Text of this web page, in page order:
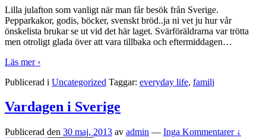
Lilla julafton som vanligt när man får besök från Sverige.
Pepparkakor, godis, böcker, svenskt bröd..ja ni vet ju hur vår
önskelista brukar se ut vid det här laget. Svärföräldrarna var trötta
men otroligt glada över att vara tillbaka och eftermiddagen…
Läs mer ›
Publicerad i Uncategorized Taggar: everyday life, familj
Vardagen i Sverige
Publicerad den 30 maj, 2013 av admin — Inga Kommentarer ↓